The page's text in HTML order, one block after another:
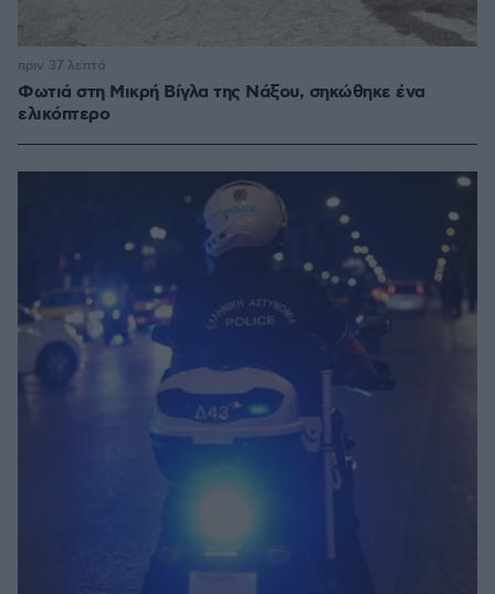
Φωτιά στη Μικρή Βίγλα της Νάξου, σηκώθηκε ένα
ελικόπτερο
πριν 37 λεπτά